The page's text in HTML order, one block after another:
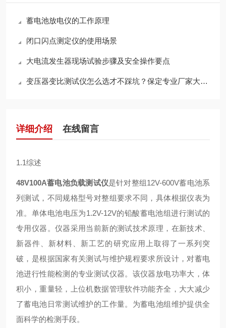
蓄电池放电仪的工作原理
闭口闪点测定仪的使用场景
大电流发生器现场试验步骤及安全操作要点
变压器变比测试仪怎么选才不踩坑？保定专业厂家大实话告诉你
详细介绍 在线留言
1.1综述
48V100A蓄电池负载测试仪是针对整组12V-600V蓄电池系
列测试，不同规格型号对整组要求不同，具体根据仪表为
准。单体电池电压为1.2V-12V的铅酸蓄电池组进行测试的
专用仪器。仪器采用当前新的测试技术原理，在新技术、
新器件、新材料、新工艺的研究应用上取得了一系列突
破，是根据国家有关测试与维护规程要求所设计，对蓄电
池进行性能检测的专业测试仪器。该仪器放电功率大，体
积小，重量轻，上位机数据管理软件功能齐全，大大减少
了蓄电池日常测试维护的工作量。为蓄电池组维护提供全
面科学的检测手段。